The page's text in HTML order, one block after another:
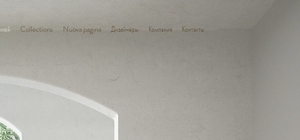
Collections Nuova pagina Дизайнеры Компания Контакты